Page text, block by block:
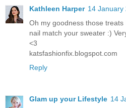
Kathleen Harper 14 January
Oh my goodness those
nail match your sweater :)
<3
katsfashionfix.blogspot.com
Reply
Glam up your Lifestyle 14